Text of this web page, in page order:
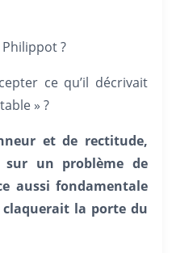
?
ce qu’il décrivait
» ?
et de rectitude,
sur un problème de
aussi fondamentale
la porte du